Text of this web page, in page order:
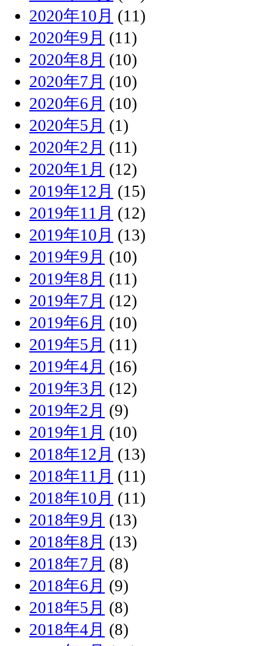
2020年10月 (11)
2020年9月 (11)
2020年8月 (10)
2020年7月 (10)
2020年6月 (10)
2020年5月 (1)
2020年2月 (11)
2020年1月 (12)
2019年12月 (15)
2019年11月 (12)
2019年10月 (13)
2019年9月 (10)
2019年8月 (11)
2019年7月 (12)
2019年6月 (10)
2019年5月 (11)
2019年4月 (16)
2019年3月 (12)
2019年2月 (9)
2019年1月 (10)
2018年12月 (13)
2018年11月 (11)
2018年10月 (11)
2018年9月 (13)
2018年8月 (13)
2018年7月 (8)
2018年6月 (9)
2018年5月 (8)
2018年4月 (8)